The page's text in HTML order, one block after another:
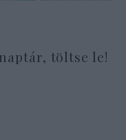
töltse le!